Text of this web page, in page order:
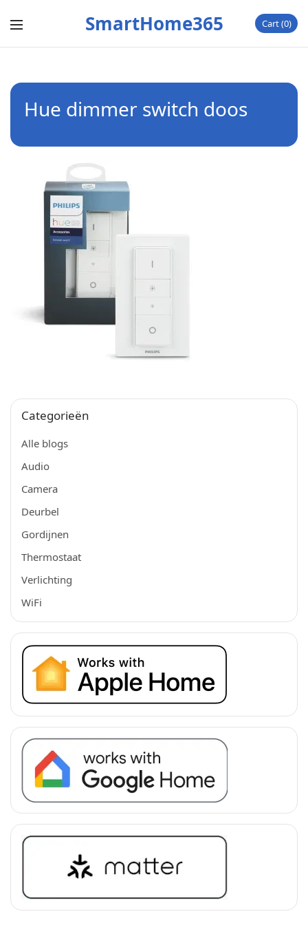
SmartHome365 Cart 0
Hue dimmer switch doos
Categorieën
Alle blogs
Audio
Camera
Deurbel
Gordijnen
Thermostaat
Verlichting
WiFi